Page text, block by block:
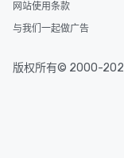
网站使用条款
与我们一起做广告
版权所有© 2000-